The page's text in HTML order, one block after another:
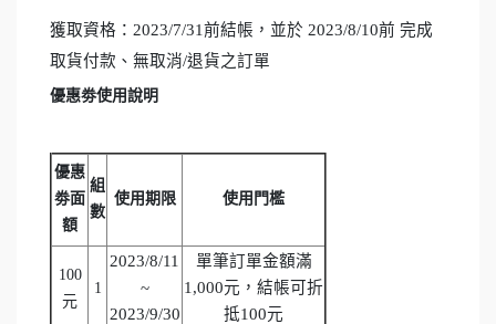
獲取資格：2023/7/31前結帳，並於 2023/8/10前 完成
取貨付款、無取消/退貨之訂單
優惠劵使用說明
優惠
劵面
額
組
數
使用期限 使用門檻
100
元
1
2023/8/11
~
2023/9/30
單筆訂單金額滿
1,000元，結帳可折
抵100元